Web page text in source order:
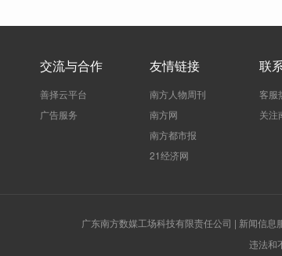
交流与合作
善择云平台
广告服务
友情链接
南方人物周刊
南方网
南方都市报
21经济网
联
客服
关注
广东南方数媒工场科技有限责任公司 | 新闻信
违法和